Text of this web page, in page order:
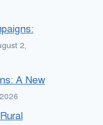
2,
A New